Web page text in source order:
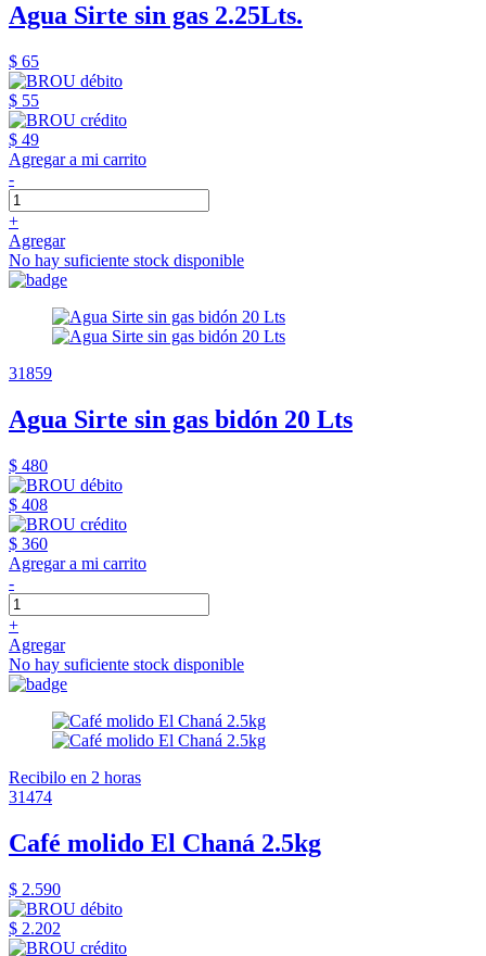
Agua Sirte sin gas 2.25Lts.
$ 65
$ 55
$ 49
Agregar a mi carrito
-
+
Agregar
No hay suficiente stock disponible
31859
Agua Sirte sin gas bidón 20 Lts
$ 480
$ 408
$ 360
Agregar a mi carrito
-
+
Agregar
No hay suficiente stock disponible
Recibilo en 2 horas
31474
Café molido El Chaná 2.5kg
$ 2.590
$ 2.202